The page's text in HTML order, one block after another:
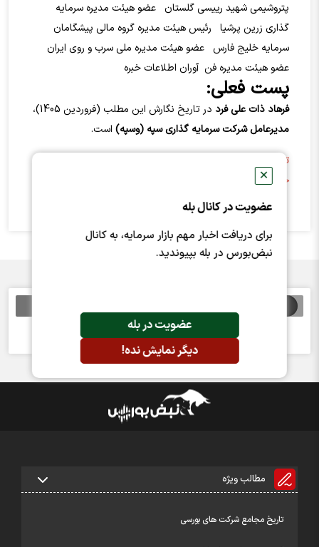
✕
عضویت در کانال بله
برای دریافت اخبار مهم بازار سرمایه، به کانال
نبض‌بورس در بله بپیوندید.
عضویت در بله
دیگر نمایش نده!
پتروشیمی شهید رییسی گلستان عضو هیئت مدیره سرمایه
گذاری زرین پرشیا
رئیس هیئت مدیره گروه مالی پیشگامان
سرمایه خلیج فارس
عضو هیئت مدیره ملی سرب و روی ایران
عضو هیئت مدیره فن آوران اطلاعات خبره
پست فعلی:
فرهاد ذات علي فرد در تاریخ نگارش این مطلب (فروردین 1405)،
مدیرعاملشرکت سرمايه گذاري سپه (وسپه) است.
توجه: این اطلاعات صرفاً از منابع اینترنتی و فضای مجازی
جمع‌آوری شده‌اند.
خبری یافت نشد
مطالب ویژه
تاریخ مجامع شرکت های بورسی